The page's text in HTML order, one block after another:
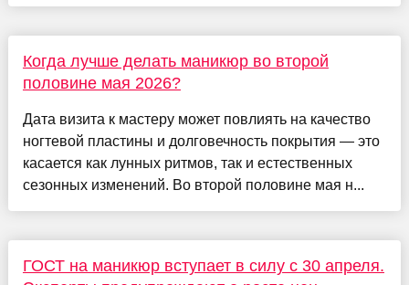
Когда лучше делать маникюр во второй
половине мая 2026?
Дата визита к мастеру может повлиять на качество
ногтевой пластины и долговечность покрытия — это
касается как лунных ритмов, так и естественных
сезонных изменений. Во второй половине мая н...
ГОСТ на маникюр вступает в силу с 30 апреля.